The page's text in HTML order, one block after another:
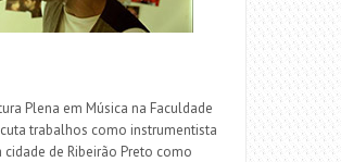
Plena em Música na Faculdade
trabalhos como instrumentista
de Ribeirão Preto como